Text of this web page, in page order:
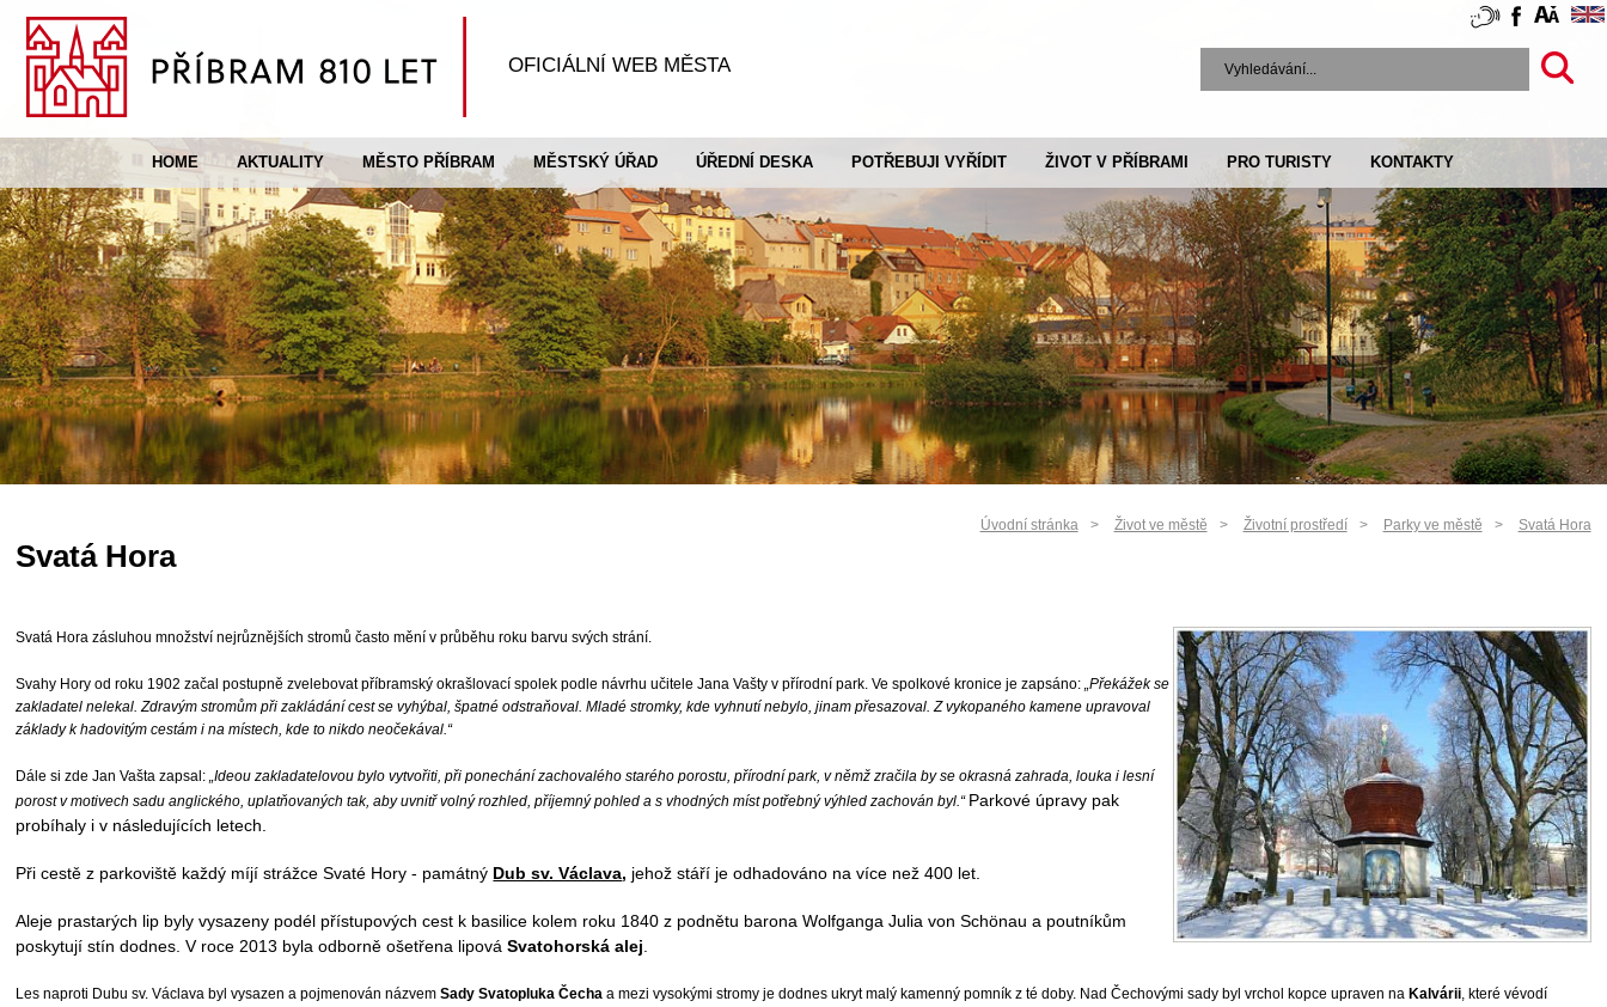
OFICIÁLNÍ WEB MĚSTA
HOME AKTUALITY MĚSTO PŘÍBRAM MĚSTSKÝ ÚŘAD ÚŘEDNÍ DESKA POTŘEBUJI VYŘÍDIT ŽIVOT V PŘÍBRAMI PRO TURISTY KONTAKTY
Úvodní stránka Život ve městě Životní prostředí Parky ve městě Svatá Hora
Svatá Hora
Svatá Hora zásluhou množství nejrůznějších stromů často mění v průběhu roku barvu svých strání.
Svahy Hory od roku 1902 začal postupně zvelebovat příbramský okrašlovací spolek podle návrhu učitele Jana Vašty v přírodní park. Ve spolkové kronice je zapsáno:„Překážek se
zakladatel nelekal. Zdravým stromům při zakládání cest se vyhýbal, špatné odstraňoval. Mladé stromky, kde vyhnutí nebylo, jinam přesazoval. Z vykopaného kamene upravoval
základy k hadovitým cestám i na místech, kde to nikdo neočekával.“
Dále si zde Jan Vašta zapsal:„Ideou zakladatelovou bylo vytvořiti, při ponechání zachovalého starého porostu, přírodní park, v němž zračila by se okrasná zahrada, louka i lesní
porost v motivech sadu anglického, uplatňovaných tak, aby uvnitř volný rozhled, příjemný pohled a s vhodných míst potřebný výhled zachován byl.“ Parkové úpravy pak
probíhaly i v následujících letech.
Při cestě z parkoviště každý míjí strážce Svaté Hory - památný Dub sv. Václava, jehož stáří je odhadováno na více než 400 let.
Aleje prastarých lip byly vysazeny podél přístupových cest k basilice kolem roku 1840 z podnětu barona Wolfganga Julia von Schönau a poutníkům
poskytují stín dodnes. V roce 2013 byla odborně ošetřena lipováSvatohorská alej
Les naproti Dubu sv. Václava byl vysazen a pojmenován názvemSady Svatopluka Čecha a mezi vysokými stromy je dodnes ukryt malý kamenný pomník z té doby. Nad Čechovými sady byl vrchol kopce upraven na Kalvárii, které vévodí